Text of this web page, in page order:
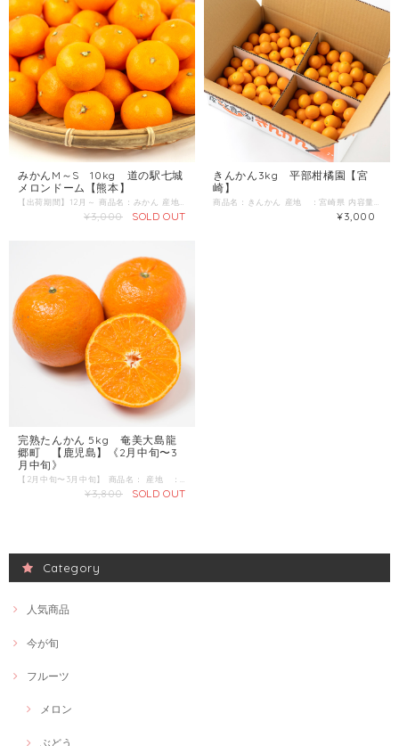
みかんM～S 10kg 道の駅七城
メロンドーム【熊本】
¥3,000 SOLD OUT
きんかん3kg 平部柑橘園【宮
崎】
¥3,000
完熟たんかん 5kg 奄美大島龍
郷町 【鹿児島】《2月中旬〜3
月中旬》
¥3,800 SOLD OUT
Category
人気商品
今が旬
フルーツ
メロン
ぶどう